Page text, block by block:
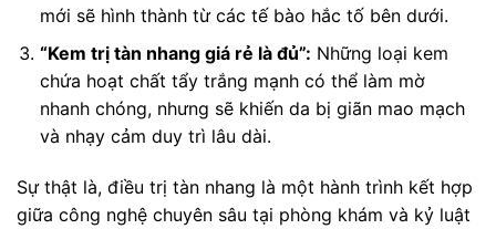
mới sẽ hình thành từ các tế bào hắc tố bên dưới.
“Kem trị tàn nhang giá rẻ là đủ”: Những loại kem
chứa hoạt chất tẩy trắng mạnh có thể làm mờ
nhanh chóng, nhưng sẽ khiến da bị giãn mao mạch
và nhạy cảm duy trì lâu dài.
Sự thật là, điều trị tàn nhang là một hành trình kết hợp
giữa công nghệ chuyên sâu tại phòng khám và kỷ luật